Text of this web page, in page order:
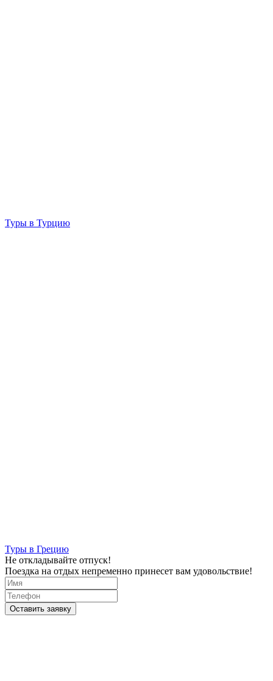
Туры в Турцию
Туры в Грецию
Не откладывайте отпуск!
Поездка на отдых непременно принесет вам удовольствие!
Оставить заявку